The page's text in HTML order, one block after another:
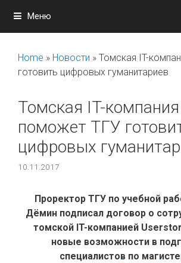
содержимому
Меню
Home » Новости » Томская IT-
готовить цифровых гуманитариев
Томская IT-компания
поможет ТГУ
цифровых
10.11.2017
Проректор ТГУ по учебной
Дёмин подписал договор о
томской IT-компанией
новые возможности в
специалистов по